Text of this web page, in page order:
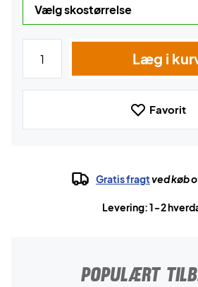
Læg i
Favorit
Gratis fragtved køb
Levering: 1-2
POPULÆRT